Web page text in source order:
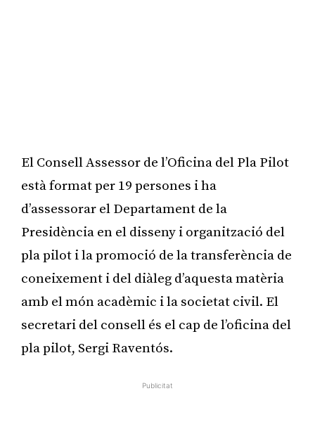
El Consell Assessor de l’Oficina del Pla Pilot
està format per 19 persones i ha
d’assessorar el Departament de la
Presidència en el disseny i organització del
pla pilot i la promoció de la transferència de
coneixement i del diàleg d’aquesta matèria
amb el món acadèmic i la societat civil. El
secretari del consell és el cap de l’oficina del
pla pilot, Sergi Raventós.
Publicitat